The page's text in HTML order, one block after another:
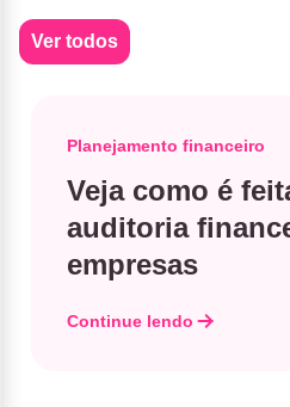
Ver todos
Planejamento financeiro
Veja como é
auditoria
empresas
Continue lendo